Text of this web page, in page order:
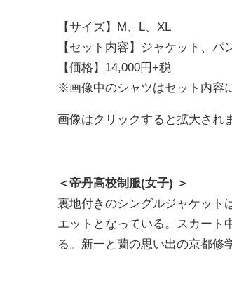
【サイズ】M、L、XL
【セット内容】ジャケット、
【価格】14,000円+税
※画像中のシャツはセット内容
画像はクリックすると拡大され
＜帝丹高校制服(女子) ＞
裏地付きのシングルジャケット
エットとなっている。スカート
る。新一と蘭の思い出の京都修